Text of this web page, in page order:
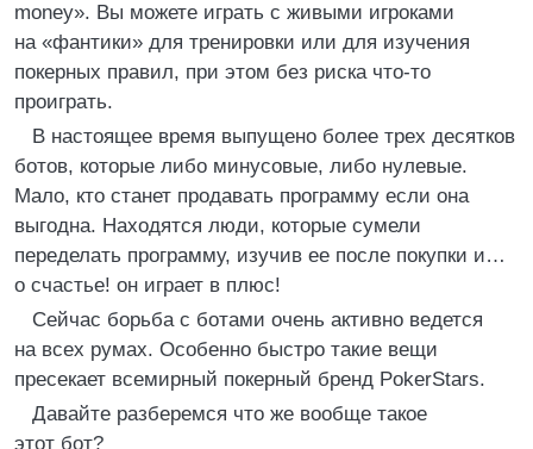
money». Вы можете играть с живыми игроками
на «фантики» для тренировки или для изучения
покерных правил, при этом без риска что-то
проиграть.
В настоящее время выпущено более трех десятков
ботов, которые либо минусовые, либо нулевые.
Мало, кто станет продавать программу если она
выгодна. Находятся люди, которые сумели
переделать программу, изучив ее после покупки и…
о счастье! он играет в плюс!
Сейчас борьба с ботами очень активно ведется
на всех румах. Особенно быстро такие вещи
пресекает всемирный покерный бренд PokerStars.
Давайте разберемся что же вообще такое
этот бот?